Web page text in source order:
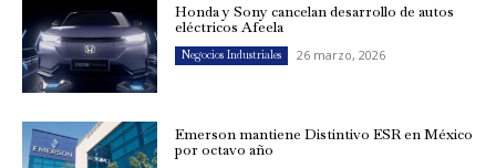
Honda y Sony cancelan desarrollo de autos
eléctricos Afeela
Negocios Industriales 26 marzo, 2026
Emerson mantiene Distintivo ESR en México
por octavo año